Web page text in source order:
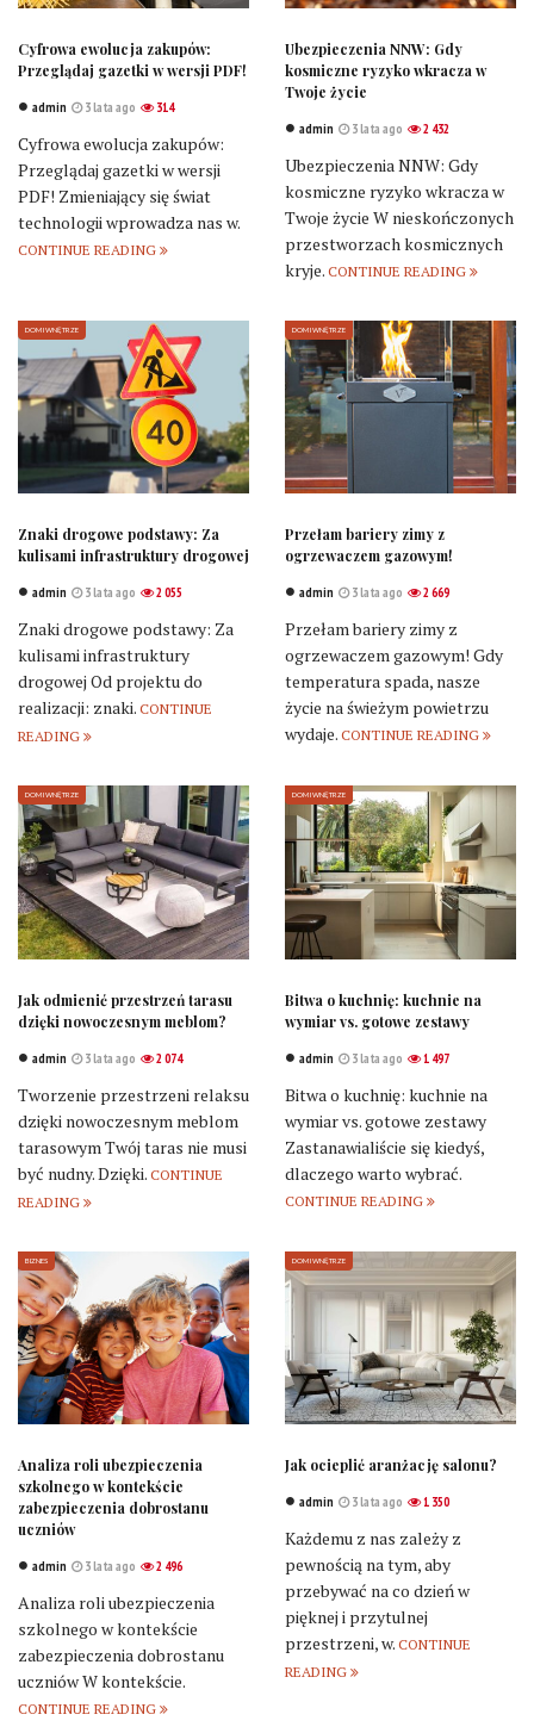
Cyfrowa ewolucja zakupów:
Przeglądaj gazetki w wersji PDF!
admin 3 lata ago 314
Cyfrowa ewolucja zakupów:
Przeglądaj gazetki w wersji
PDF! Zmieniający się świat
technologii wprowadza nas w.
CONTINUE READING
Ubezpieczenia NNW: Gdy
kosmiczne ryzyko wkracza w
Twoje życie
admin 3 lata ago 2 432
Ubezpieczenia NNW: Gdy
kosmiczne ryzyko wkracza w
Twoje życie W nieskończonych
przestworzach kosmicznych
kryje. CONTINUE READING
DOM I WNĘTRZE
Znaki drogowe podstawy: Za
kulisami infrastruktury drogowej
admin 3 lata ago 2 055
Znaki drogowe podstawy: Za
kulisami infrastruktury
drogowej Od projektu do
realizacji: znaki. CONTINUE
READING
DOM I WNĘTRZE
Przełam bariery zimy z
ogrzewaczem gazowym!
admin 3 lata ago 2 669
Przełam bariery zimy z
ogrzewaczem gazowym! Gdy
temperatura spada, nasze
życie na świeżym powietrzu
wydaje. CONTINUE READING
DOM I WNĘTRZE
Jak odmienić przestrzeń tarasu
dzięki nowoczesnym meblom?
admin 3 lata ago 2 074
Tworzenie przestrzeni relaksu
dzięki nowoczesnym meblom
tarasowym Twój taras nie musi
być nudny. Dzięki. CONTINUE
READING
DOM I WNĘTRZE
Bitwa o kuchnię: kuchnie na
wymiar vs. gotowe zestawy
admin 3 lata ago 1 497
Bitwa o kuchnię: kuchnie na
wymiar vs. gotowe zestawy
Zastanawialiście się kiedyś,
dlaczego warto wybrać.
CONTINUE READING
BIZNES
Analiza roli ubezpieczenia
szkolnego w kontekście
zabezpieczenia dobrostanu
uczniów
admin 3 lata ago 2 496
Analiza roli ubezpieczenia
szkolnego w kontekście
zabezpieczenia dobrostanu
uczniów W kontekście.
CONTINUE READING
DOM I WNĘTRZE
Jak ocieplić aranżację salonu?
admin 3 lata ago 1 350
Każdemu z nas zależy z
pewnością na tym, aby
przebywać na co dzień w
pięknej i przytulnej
przestrzeni, w. CONTINUE
READING